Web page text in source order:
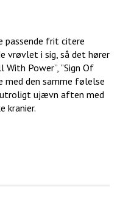
passende frit citere
vrøvlet i sig, så det hører
Power”, ”Sign Of
med den samme følelse
utroligt ujævn aften med
kranier.